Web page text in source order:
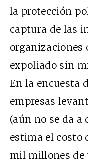
la protección
captura de las
expoliado sin
En la encuesta
empresas
(aún no se da a
estima el costo
mil millones de